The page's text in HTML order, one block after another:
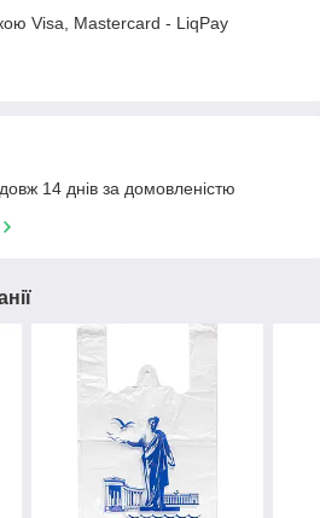
Visa, Mastercard - LiqPay
14 днів за домовленістю